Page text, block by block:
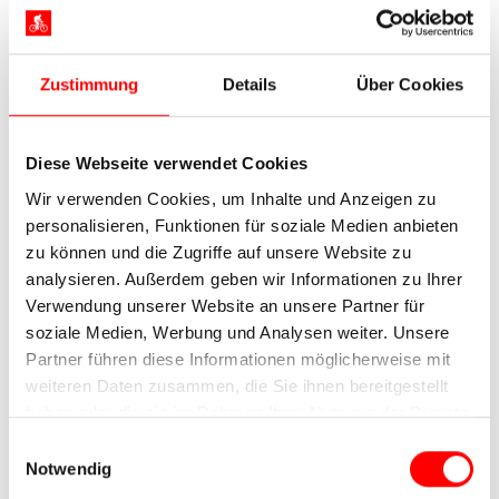
Zustimmung Details Über Cookies
Diese Webseite verwendet Cookies
Wir verwenden Cookies, um Inhalte und Anzeigen zu
personalisieren, Funktionen für soziale Medien anbieten
zu können und die Zugriffe auf unsere Website zu
analysieren. Außerdem geben wir Informationen zu Ihrer
Verwendung unserer Website an unsere Partner für
soziale Medien, Werbung und Analysen weiter. Unsere
Partner führen diese Informationen möglicherweise mit
weiteren Daten zusammen, die Sie ihnen bereitgestellt
haben oder die sie im Rahmen Ihrer Nutzung der Dienste
Notwendig
Die Donau bleibt auch heute auf Ihrer Radtour
durch Österreich Ihr ständiger Begleiter.
Grein, das Sie mit seinem nostalgischen Charme
verzaubert. Radeln Sie weiter bis zum
Strudengau. Einst aufgrund seiner Strudel und
Untiefen bei Schifffahrern gefürchtet, ist er
heutzutage eine wunderschöne
Kulturlandschaft, die seinesgleichen sucht.
Entlang der Donau fahren Sie anschließend nach
Maria Taferl. Mit seiner Pfarrkirche ist dieser
kleine Ort einer der bedeutendsten
Wallfahrtsorte Österreichs.
7. Tag:
Marbach – Wien, ca. 55